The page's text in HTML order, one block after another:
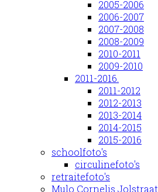
2005-2006
2006-2007
2007-2008
2008-2009
2010-2011
2009-2010
2011-2016.
2011-2012
2012-2013
2013-2014
2014-2015
2015-2016
schoolfoto's
circulinefoto's
retraitefoto's
Mulo Cornelis Jolstraat